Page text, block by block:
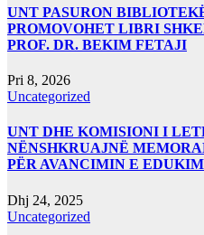
UNT PASURON
PROMOVOHET LIBRI
PROF. DR. BEKIM FETAJI
Pri 8, 2026
Uncategorized
UNT DHE KOMISIONI I
NËNSHKRUAJNË
PËR AVANCIMIN E
Dhj 24, 2025
Uncategorized